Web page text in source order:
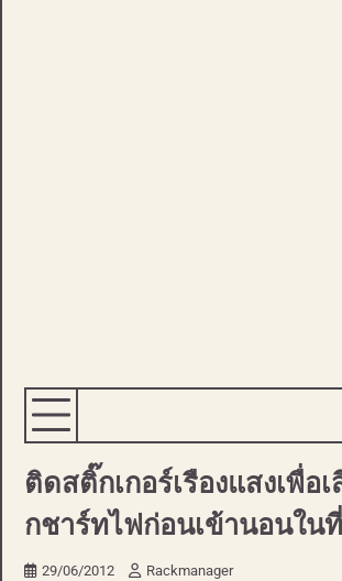
ติดสติ๊กเกอร์เรืองแสงเพื่อ
กชาร์ทไฟก่อนเข้านอนใน
29/06/2012 Rackmanager